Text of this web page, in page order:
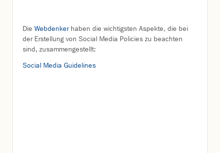
Die Webdenker haben die wichtigsten Aspekte, die bei
der Erstellung von Social Media Policies zu beachten
sind, zusammengestellt:
Social Media Guidelines